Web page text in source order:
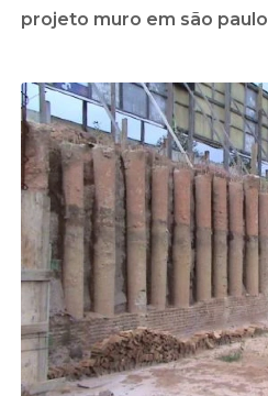
projeto muro em são paulo